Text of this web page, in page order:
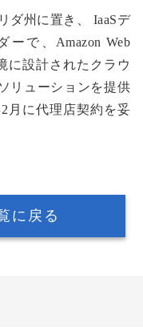
ダ州に置き、 IaaSデ
で、Amazon Web
に設計されたクラウ
リューションを提供
月に代理店契約を妥
に戻る